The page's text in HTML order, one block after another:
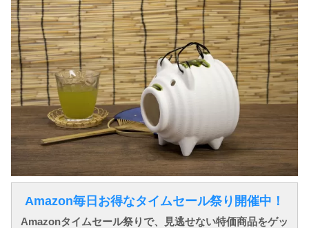
Amazon毎日お得なタイムセール祭り開催中！
Amazonタイムセール祭りで、見逃せない特価商品をゲッ